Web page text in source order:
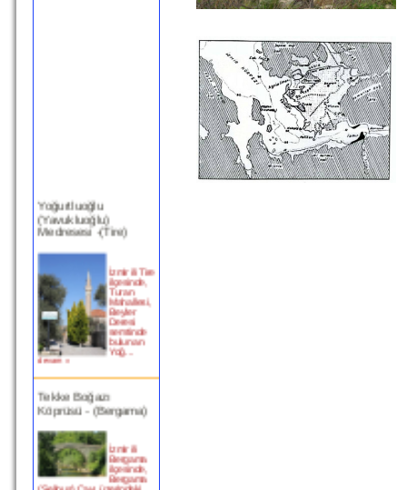
(Yavukluoğlu)
Medresesi -(Tire)
ilçesinde,
Turan
Mahallesi,
Beyler
Deresi
semtinde
bulunan
Yoğ...
devam »
Köprüsü - (Bergama)
Bergama
ilçesinde,
Bergama
(Selinus) Çayı üzerindeki